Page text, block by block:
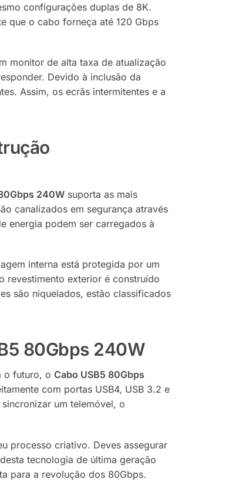
configurações duplas de 8K.
que o cabo forneça até 120 Gbps
monitor de alta taxa de atualização
Devido à inclusão da
Assim, os ecrãs intermitentes e a
240Wsuporta as mais
canalizados em segurança através
energia podem ser carregados à
interna está protegida por um
revestimento exterior é construído
são niquelados, estão classificados
80Gbps 240W
o futuro, o Cabo USB5 80Gbps
com portas USB4, USB 3.2 e
um telemóvel, o
processo criativo. Deves assegurar
tecnologia de última geração
para a revolução dos 80Gbps.